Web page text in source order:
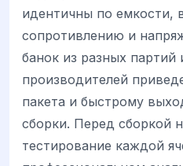
идентичны по емкости,
сопротивлению и
банок из разных партий
производителей
пакета и быстрому
сборки. Перед сборкой
тестирование каждой